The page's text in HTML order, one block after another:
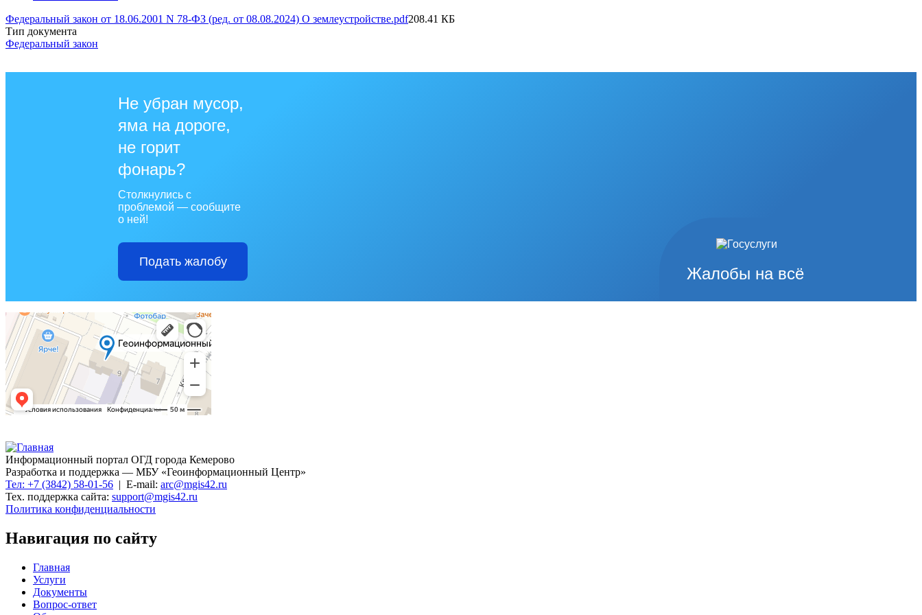
Федеральный закон от 18.06.2001 N 78-ФЗ (ред. от 08.08.2024) О землеустройстве.pdf208.41 КБ
Тип документа
Федеральный закон
Жалобы на всё
Не убран мусор,
яма на дороге,
не горит
фонарь?
Столкнулись с
проблемой — сообщите
о ней!
Подать жалобу
Информационный портал ОГД города Кемерово
Разработка и поддержка — МБУ «Геоинформационный Центр»
Тел: +7 (3842) 58-01-56 | E-mail: arc@mgis42.ru
Тех. поддержка сайта: support@mgis42.ru
Политика конфиденциальности
Навигация по сайту
Главная
Услуги
Документы
Вопрос-ответ